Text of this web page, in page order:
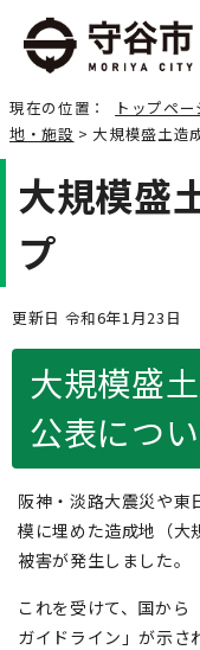
現在の位置： トップペー
地・施設 > 大規模盛土造
大規模盛
プ
更新日 令和6年1月23日
大規模盛
公表につ
阪神・淡路大震災や東
模に埋めた造成地（大
被害が発生しました。
これを受けて、国から
ガイドライン」が示さ